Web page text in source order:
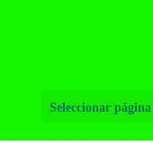
Seleccionar página